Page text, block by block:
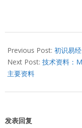
08-
09
Previous Post: 初识易
Next Post: 技术资料：
主要资料
发表回复